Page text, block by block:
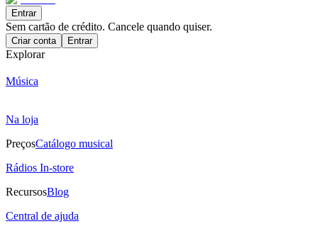
Entrar
Sem cartão de crédito. Cancele quando quiser.
Criar conta Entrar
Explorar
Música
Na loja
PreçosCatálogo musical
Rádios In-store
RecursosBlog
Central de ajuda